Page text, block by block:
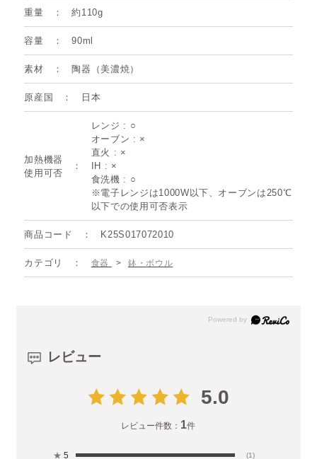
重量 約110g
容量 90ml
素材 陶器（美濃焼）
原産国 日本
加熱機器
使用可否
レンジ : ○
オーブン : ×
直火 : ×
IH : ×
食洗機 : ○
※電子レンジは1000W以下、オーブンは250℃
以下での使用可否表示
商品コード K25S017072010
カテゴリ 食器 > 鉢・ボウル
レビュー
5.0
レビュー件数： 1件
★ 5 (1)